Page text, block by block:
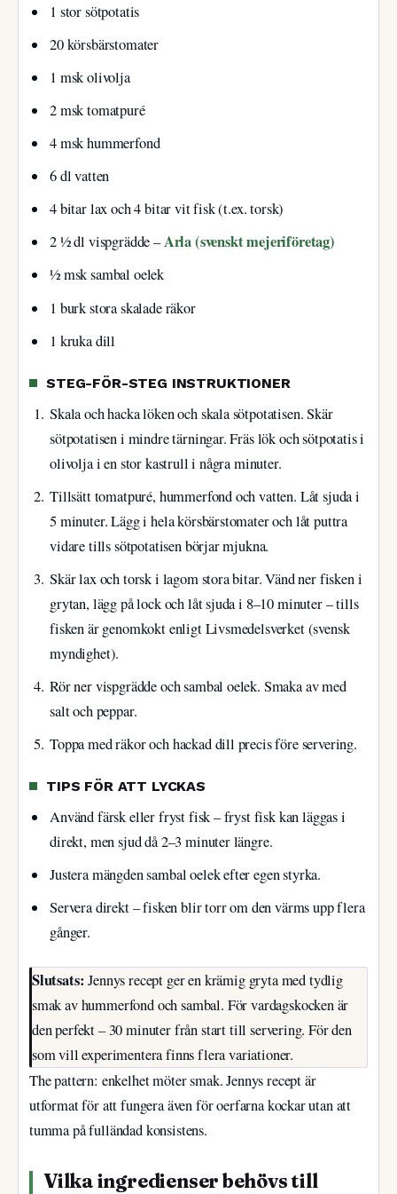
1 stor sötpotatis
20 körsbärstomater
1 msk olivolja
2 msk tomatpuré
4 msk hummerfond
6 dl vatten
4 bitar lax och 4 bitar vit fisk (t.ex. torsk)
2 ½ dl vispgrädde –Arla (svenskt mejeriföretag)
½ msk sambal oelek
1 burk stora skalade räkor
1 kruka dill
STEG-FÖR-STEG INSTRUKTIONER
Skala och hacka löken och skala sötpotatisen. Skär
sötpotatisen i mindre tärningar. Fräs lök och sötpotatis i
olivolja i en stor kastrull i några minuter.
Tillsätt tomatpuré, hummerfond och vatten. Låt sjuda i
5 minuter. Lägg i hela körsbärstomater och låt puttra
vidare tills sötpotatisen börjar mjukna.
Skär lax och torsk i lagom stora bitar. Vänd ner fisken i
grytan, lägg på lock och låt sjuda i 8–10 minuter – tills
fisken är genomkokt enligt Livsmedelsverket (svensk
myndighet).
Rör ner vispgrädde och sambal oelek. Smaka av med
salt och peppar.
Toppa med räkor och hackad dill precis före servering.
TIPS FÖR ATT LYCKAS
Använd färsk eller fryst fisk – fryst fisk kan läggas i
direkt, men sjud då 2–3 minuter längre.
Justera mängden sambal oelek efter egen styrka.
Servera direkt – fisken blir torr om den värms upp flera
gånger.
Slutsats: Jennys recept ger en krämig gryta med tydlig
smak av hummerfond och sambal. För vardagskocken är
den perfekt – 30 minuter från start till servering. För den
som vill experimentera finns flera variationer.
The pattern: enkelhet möter smak. Jennys recept är
utformat för att fungera även för oerfarna kockar utan att
tumma på fulländad konsistens.
Vilka ingredienser behövs till